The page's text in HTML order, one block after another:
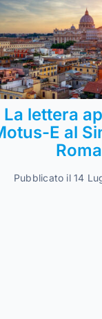
La lettera
E al
Roma
Pubblicato il 14